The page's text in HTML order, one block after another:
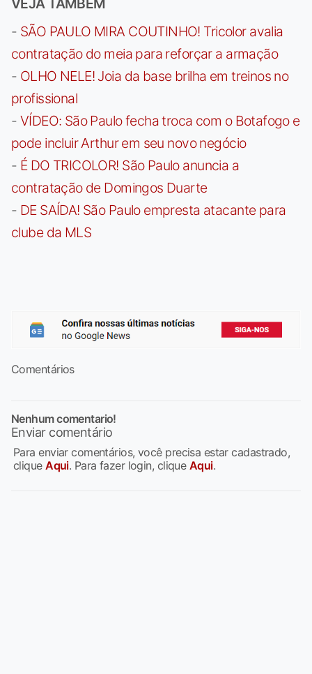
- SÃO PAULO MIRA COUTINHO! Tricolor avalia
contratação do meia para reforçar a armação
- OLHO NELE! Joia da base brilha em treinos no
profissional
- VÍDEO: São Paulo fecha troca com o Botafogo e
pode incluir Arthur em seu novo negócio
- É DO TRICOLOR! São Paulo anuncia a
contratação de Domingos Duarte
- DE SAÍDA! São Paulo empresta atacante para
clube da MLS
Comentários
Nenhum comentario!
Enviar comentário
Para enviar comentários, você precisa estar cadastrado,
cliqueAqui. Para fazer login, clique Aqui.